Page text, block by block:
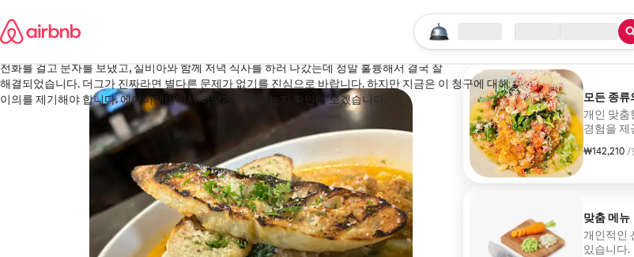
바로가기
검색 시작하기
위치 체크인/체크아웃
모든 종류
개인 맞춤
경험을 제
₩142,210 /
1인당
맞춤 메뉴
개인적인
있습니다.
미국
,
·2026년 3월
한 달 전에 이 숙소를 예약했고, 예약이 확정되었습니다. 500달러를 지불한 후, 더그는 응답하지 않았습니다.
전화를 걸고 문자를 보냈고, 실비아와 함께 저녁 식사를 하러 나갔는데 정말 훌륭해서 결국 잘
해결되었습니다. 더그가 진짜라면 별다른 문제가 없기를 진심으로 바랍니다. 하지만 지금은 이 청구에 대해
이의를 제기해야 합니다. 에어비앤비에서 어떻게 처리하는지 확인해 보겠습니다.